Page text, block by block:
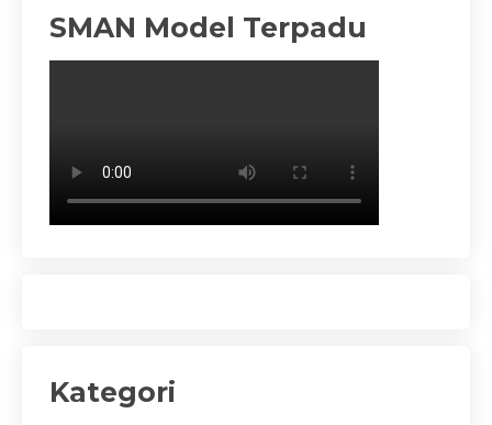
SMAN Model Terpadu
Kategori